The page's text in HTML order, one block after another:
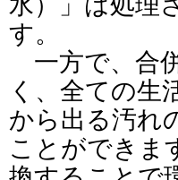
す。
一方で、合
く、全ての生
から出る汚れ
ことができま